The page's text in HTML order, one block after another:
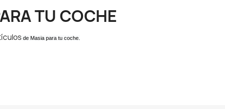
TU COCHE
de Masia para tu coche.